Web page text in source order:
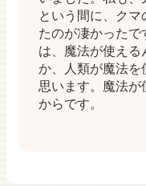
という間に、ク
たのが凄かったで
は、魔法が使える
か、人類が魔法を
思います。魔法が
からです。